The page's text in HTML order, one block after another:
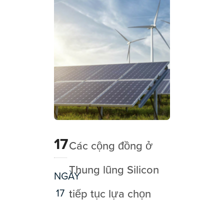
17
NGÀY
17
Các cộng đồng ở
Thung lũng Silicon
tiếp tục lựa chọn